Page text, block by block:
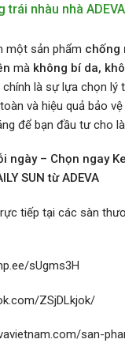
trái nhàu nhà ADEVA
một sản phẩm chống
mà không bí da,
chính là sự lựa chọn lý
và hiệu quả bảo
để bạn đầu tư cho
ngày – Chọn ngay
SUN từ ADEVA
tiếp tại các sàn
sUgms3H
ZSjDLkjok/
san-